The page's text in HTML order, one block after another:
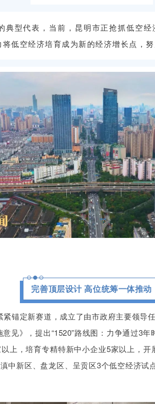
典型代表，当前，昆明市正抢抓低空
低空经济培育成为新的经济增长点，
完善顶层设计 高位统筹一体推动
锚定新赛道，成立了由市政府主要领导
意见》，提出“1520”路线图：力争通过3
上，培育专精特新中小企业5家以上，开
中新区、盘龙区、呈贡区3个低空经济试